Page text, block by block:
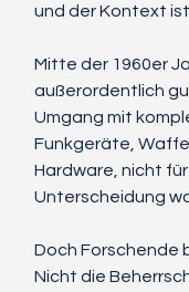
und der Kontext
Mitte der 1960er
außerordentlich
Umgang mit
Funkgeräte,
Hardware, nicht
Unterscheidung
Doch Forschende
Nicht die